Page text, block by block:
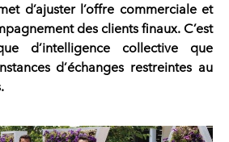
d’ajuster l’offre commerciale et
des clients finaux. C’est
d’intelligence collective que
d’échanges restreintes au